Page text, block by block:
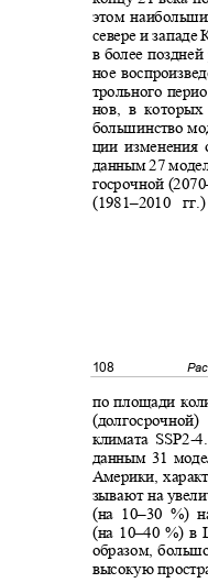
этом
севере и западе
в более
ное
трольного
нов, в которых
большинство
ции изменения
данным 27
госрочной (2070
(1981–2010
108
по площади
климата SSP2-
данным 31
Америки,
зывают на
(на 10–30 %)
(на 10–40 %) в
образом,
высокую